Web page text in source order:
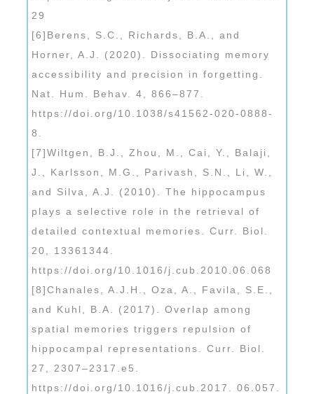
29
[6]Berens, S.C., Richards, B.A., and
Horner, A.J. (2020). Dissociating memory
accessibility and precision in forgetting.
Nat. Hum. Behav. 4, 866–877.
https://doi.org/10.1038/s41562-020-0888-
8.
[7]Wiltgen, B.J., Zhou, M., Cai, Y., Balaji,
J., Karlsson, M.G., Parivash, S.N., Li, W.,
and Silva, A.J. (2010). The hippocampus
plays a selective role in the retrieval of
detailed contextual memories. Curr. Biol.
20, 13361344.
https://doi.org/10.1016/j.cub.2010.06.068
[8]Chanales, A.J.H., Oza, A., Favila, S.E.,
and Kuhl, B.A. (2017). Overlap among
spatial memories triggers repulsion of
hippocampal representations. Curr. Biol.
27, 2307–2317.e5.
https://doi.org/10.1016/j.cub.2017. 06.057.